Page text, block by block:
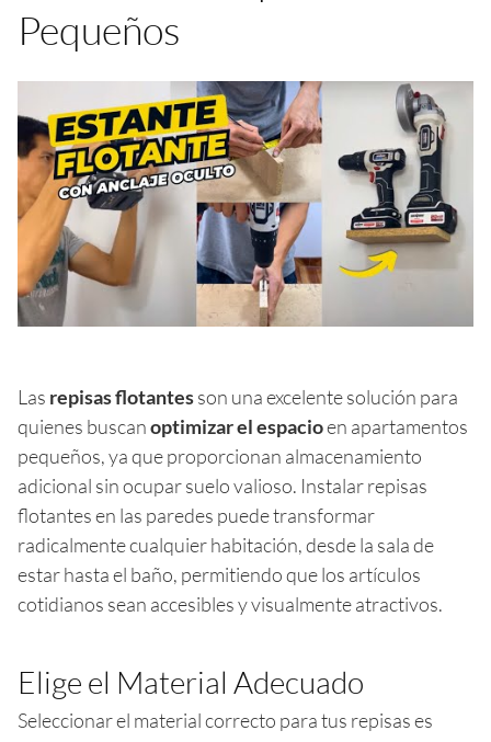
Pequeños
Las repisas flotantesson una excelente solución para
quienes buscanoptimizar el espacioen apartamentos
pequeños, ya que proporcionan almacenamiento
adicional sin ocupar suelo valioso. Instalar repisas
flotantes en las paredes puede transformar
radicalmente cualquier habitación, desde la sala de
estar hasta el baño, permitiendo que los artículos
cotidianos sean accesibles y visualmente atractivos.
Elige el Material Adecuado
Seleccionar el material correcto para tus repisas es